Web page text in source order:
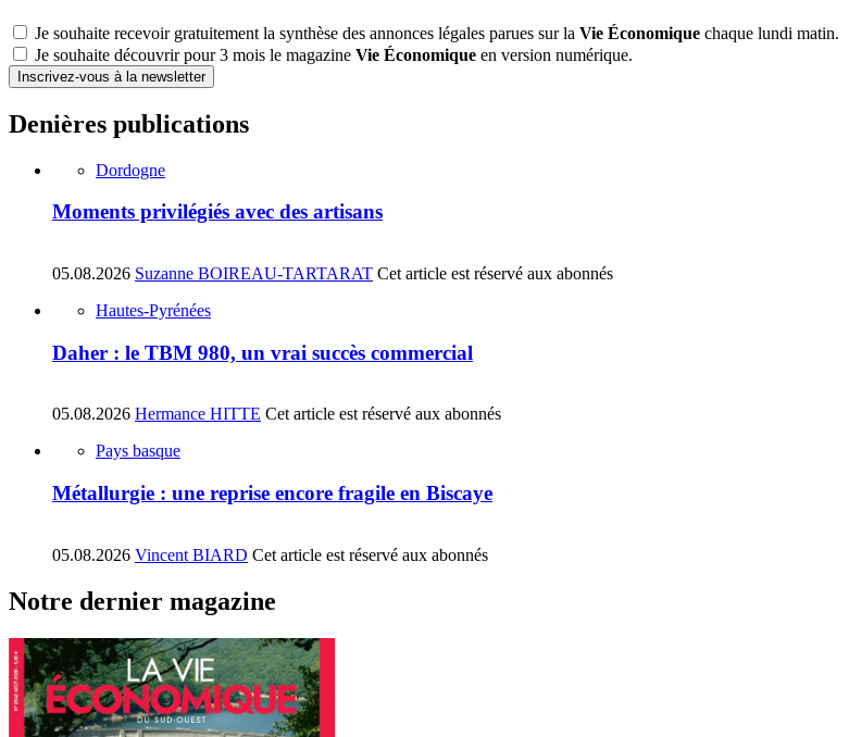
Je souhaite recevoir gratuitement la synthèse des annonces légales parues sur la Vie Économique chaque lundi matin.
Je souhaite découvrir pour 3 mois le magazine Vie Économique en version numérique.
Inscrivez-vous à la newsletter
Denières publications
Dordogne
Moments privilégiés avec des artisans
05.08.2026 Suzanne BOIREAU-TARTARAT Cet article est réservé aux abonnés
Hautes-Pyrénées
Daher : le TBM 980, un vrai succès commercial
05.08.2026 Hermance HITTE Cet article est réservé aux abonnés
Pays basque
Métallurgie : une reprise encore fragile en Biscaye
05.08.2026 Vincent BIARD Cet article est réservé aux abonnés
Notre dernier magazine